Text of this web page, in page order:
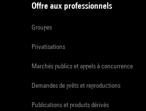
Offre aux professionnels
Groupes
Privatisations
Marchés publics et appels à concurrence
Demandes de prêts et reproductions
Publications et produits dérivés